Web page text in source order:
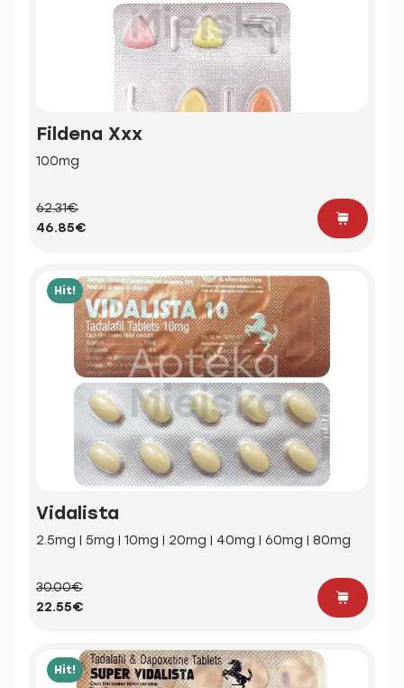
Fildena Xxx
100mg
62.31€
46.85€
Hit!
Vidalista
2.5mg | 5mg | 10mg | 20mg | 40mg | 60mg | 80mg
30.00€
22.55€
Hit!